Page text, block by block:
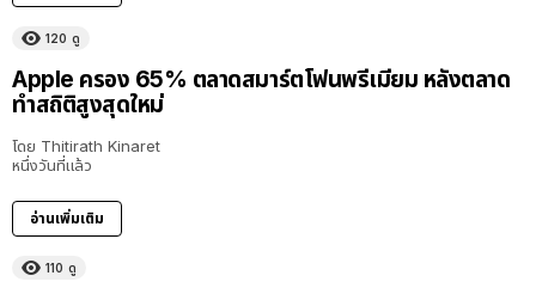
120 ดู
Apple ครอง 65% ตลาดสมาร์ตโฟนพรีเมียม หลังตลาด
ทำสถิติสูงสุดใหม่
โดย Thitirath Kinaret
หนึ่งวันที่แล้ว
อ่านเพิ่มเติม
110 ดู